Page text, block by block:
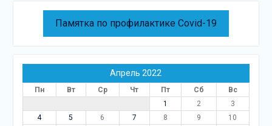
Памятка по профилактике Covid-19
Апрель 2022
Пн Вт Ср Чт Пт Сб
Вс
1
2
3
4
5 6 7 8 9
10